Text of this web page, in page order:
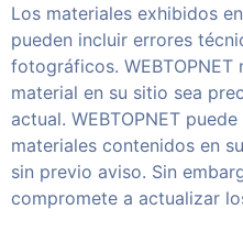
Los materiales exhibidos
pueden incluir errores
fotográficos. WEBTOPNET
material en su sitio sea
actual. WEBTOPNET
materiales contenidos en
sin previo aviso. Sin
compromete a actualizar